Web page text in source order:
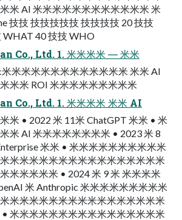
米 AI 米米米米米米米米米米米米 米
技技 技技技技技 技技技技 20 技技
WHAT 40 技技 WHO
Co., Ltd. 1. 米米米米 ― 米米
米米米米米米米米米米米米 米米 AI
米米 ROI 米米米米米米米米米
Co., Ltd. 1. 米米米米 米米 AI
米 • 2022 米 11米 ChatGPT 米米 • 米
米 AI 米米米米米米米米 • 2023 米 8
米米 • 米米米米米米米米米米
米米米米米米米米米米米米米米米米
米米米米米 • 2024 米 9 米 米米米米
米 Anthropic 米米米米米米米米米
米米米米米米米米米米米米米米米米
米米米米米米米米米米米米米米米米